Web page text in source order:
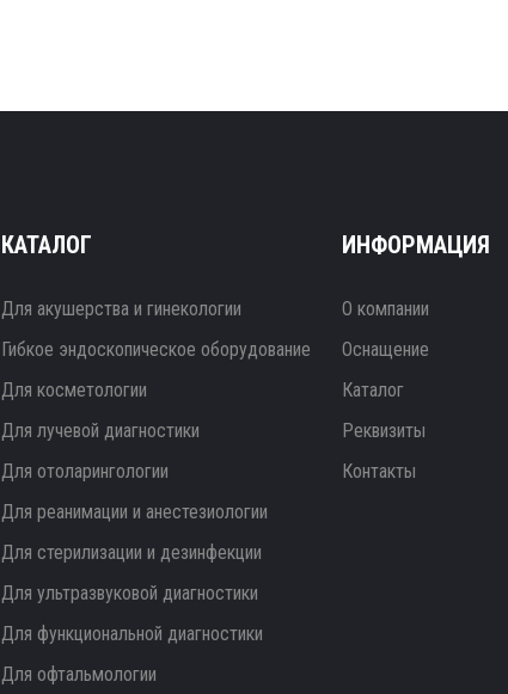
КАТАЛОГ
Для акушерства и гинекологии
Гибкое эндоскопическое оборудование
Для косметологии
Для лучевой диагностики
Для отоларингологии
Для реанимации и анестезиологии
Для стерилизации и дезинфекции
Для ультразвуковой диагностики
Для функциональной диагностики
Для офтальмологии
ИНФОРМАЦИЯ
О компании
Оснащение
Каталог
Реквизиты
Контакты